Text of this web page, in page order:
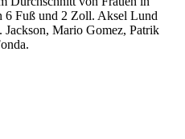
6 Fuß und 2 Zoll. Aksel Lund
Mario Gomez, Patrik